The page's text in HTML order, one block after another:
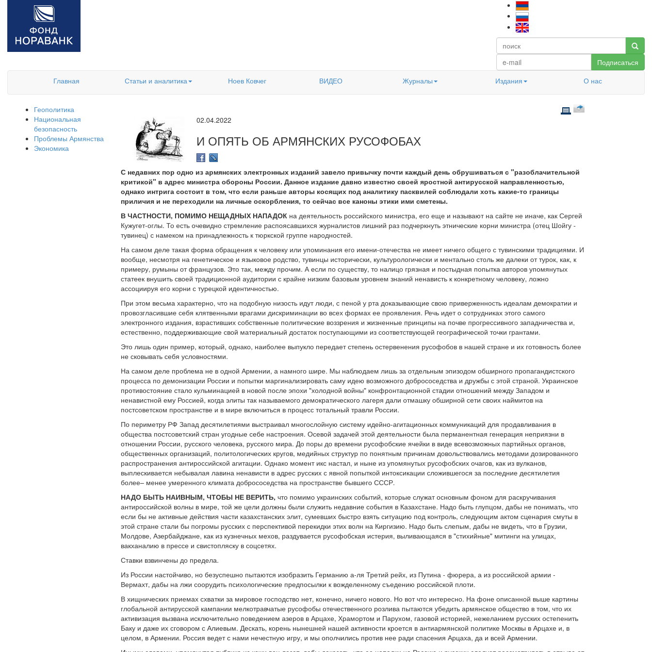
Подписаться
Главная
Статьи и аналитика Ноев Ковчег ВИДЕО Журналы Издания О нас
Геополитика
Национальная
безопасность
Проблемы Армянства
Экономика
02.04.2022
И ОПЯТЬ ОБ АРМЯНСКИХ РУСОФОБАХ
С недавних пор одно из армянских электронных изданий завело привычку почти каждый день обрушиваться с "разоблачительной
критикой" в адрес министра обороны России. Данное издание давно известно своей яростной антирусской направленностью,
однако интрига состоит в том, что если раньше авторы косящих под аналитику пасквилей соблюдали хоть какие-то границы
приличия и не переходили на личные оскорбления, то сейчас все каноны этики ими сметены.
В ЧАСТНОСТИ, ПОМИМО НЕЩАДНЫХ НАПАДОК на деятельность российского министра, его еще и называют на сайте не иначе, как Сергей
Кужугет-оглы. То есть очевидно стремление распоясавшихся журналистов лишний раз подчеркнуть этнические корни министра (отец Шойгу -
тувинец) с намеком на принадлежность к тюркской группе народностей.
На самом деле такая форма обращения к человеку или упоминания его имени-отечества не имеет ничего общего с тувинскими традициями. И
вообще, несмотря на генетическое и языковое родство, тувинцы исторически, культурологически и ментально столь же далеки от турок, как, к
примеру, румыны от французов. Это так, между прочим. А если по существу, то налицо грязная и постыдная попытка авторов упомянутых
статеек внушить своей традиционной аудитории с крайне низким базовым уровнем знаний ненависть к конкретному человеку, ложно
ассоциируя его корни с турецкой идентичностью.
При этом весьма характерно, что на подобную низость идут люди, с пеной у рта доказывающие свою приверженность идеалам демократии и
провозгласившие себя клятвенными врагами дискриминации во всех формах ее проявления. Речь идет о сотрудниках этого самого
электронного издания, взрастивших собственные политические воззрения и жизненные принципы на почве прогрессивного западничества и,
естественно, поддерживающие свой материальный достаток поступающими из соответствующей географической точки грантами.
Это лишь один пример, который, однако, наиболее выпукло передает степень остервенения русофобов в нашей стране и их готовность более
не сковывать себя условностями.
На самом деле проблема не в одной Армении, а намного шире. Мы наблюдаем лишь за отдельным эпизодом обширного пропагандистского
процесса по демонизации России и попытки маргинализировать саму идею возможного добрососедства и дружбы с этой страной. Украинское
противостояние стало кульминацией в новой после эпохи "холодной войны" конфронтационной стадии отношений между Западом и
ненавистной ему Россией, когда элиты так называемого демократического лагеря дали отмашку обширной сети своих наймитов на
постсоветском пространстве и в мире включиться в процесс тотальный травли России.
По периметру РФ Запад десятилетиями выстраивал многослойную систему идейно-агитационных коммуникаций для продавливания в
общества постсоветский стран угодные себе настроения. Осевой задачей этой деятельности была перманентная генерация неприязни в
отношении России, русского человека, русского мира. До поры до времени русофобские ячейки в виде всевозможных партийных органов,
общественных организаций, политологических кругов, медийных структур по понятным причинам довольствовались методами дозированного
распространения антироссийской агитации. Однако момент икс настал, и ныне из упомянутых русофобских очагов, как из вулканов,
выплескивается небывалая лавина ненависти в адрес русских с явной попыткой интоксикации сложившегося за последние десятилетия
более– менее умеренного климата добрососедства на пространстве бывшего СССР.
НАДО БЫТЬ НАИВНЫМ, ЧТОБЫ НЕ ВЕРИТЬ, что помимо украинских событий, которые служат основным фоном для раскручивания
антироссийской волны в мире, той же цели должны были служить недавние события в Казахстане. Надо быть глупцом, дабы не понимать, что
если бы не активные действия части казахстанских элит, сумевших быстро взять ситуацию под контроль, следующим актом сценария смуты в
этой стране стали бы погромы русских с перспективой перекидки этих волн на Киргизию. Надо быть слепым, дабы не видеть, что в Грузии,
Молдове, Азербайджане, как из кузнечных мехов, раздувается русофобская истерия, выливающаяся в "стихийные" митинги на улицах,
вакханалию в прессе и свистопляску в соцсетях.
Ставки взвинчены до предела.
Из России настойчиво, но безуспешно пытаются изобразить Германию а-ля Третий рейх, из Путина - фюрера, а из российской армии -
Вермахт, дабы на лжи соорудить психологические предпосылки к вожделенному съедению российской плоти.
В хищнических приемах схватки за мировое господство нет, конечно, ничего нового. Но вот что интересно. На фоне описанной выше картины
глобальной антирусской кампании мелкотравчатые русофобы отечественного розлива пытаются убедить армянское общество в том, что их
активизация вызвана исключительно поведением азеров в Арцахе, Храмортом и Парухом, газовой историей, нежеланием русских остепенить
Баку и даже их сговором с Алиевым. Дескать, корень нынешней нашей активности кроется в антиармянской политике Москвы в Арцахе и, в
целом, в Армении. Россия ведет с нами нечестную игру, и мы ополчились против нее ради спасения Арцаха, да и всей Армении.